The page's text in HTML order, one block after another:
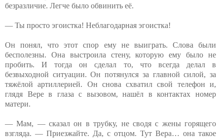
безразличие. Легче было обвинить её.
— Ты просто эгоистка! Неблагодарная эгоистка!
Он понял, что этот спор ему не выиграть. Слова были
бесполезны. Она выстроила стену, которую ему было не
пробить. И тогда он сделал то, что всегда делал в
безвыходной ситуации. Он потянулся за главной силой, за
тяжёлой артиллерией. Он снова схватил свой телефон и,
глядя Вере в глаза с вызовом, нашёл в контактах номер
матери.
— Мам, — сказал он в трубку, не сводя с жены горящего
взгляда. — Приезжайте. Да, с отцом. Тут Вера… она такое